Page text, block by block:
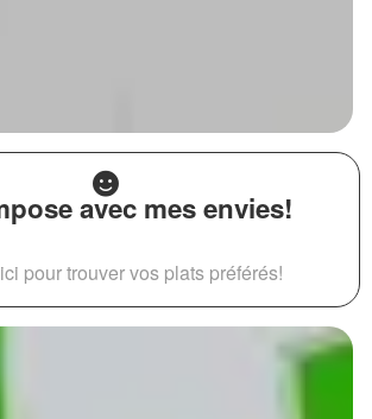
avec mes envies!
pour trouver vos plats préférés!